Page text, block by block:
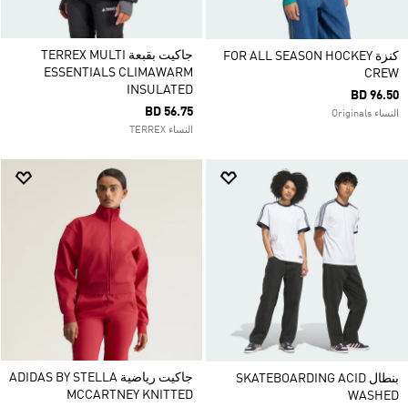
كنزة FOR ALL SEASON HOCKEY
CREW
BD 96.50
النساء Originals
جاكيت بقبعة TERREX MULTI
ESSENTIALS CLIMAWARM
INSULATED
BD 56.75
النساء TERREX
بنطال SKATEBOARDING ACID
WASHED
جاكيت رياضية ADIDAS BY STELLA
MCCARTNEY KNITTED